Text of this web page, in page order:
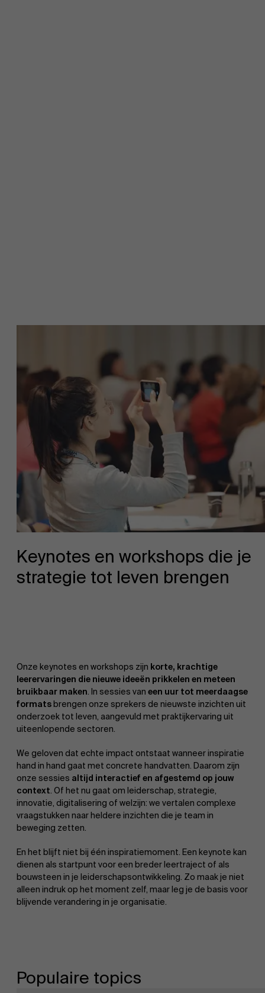
Keynotes en workshops die je
strategie tot leven brengen
Onze keynotes en workshops zijn korte, krachtige
leerervaringen die nieuwe ideeën prikkelen en meteen
bruikbaar maken. In sessies van een uur tot meerdaagse
formatsbrengen onze sprekers de nieuwste inzichten uit
onderzoek tot leven, aangevuld met praktijkervaring uit
uiteenlopende sectoren.
We geloven dat echte impact ontstaat wanneer inspiratie
hand in hand gaat met concrete handvatten. Daarom zijn
onze sessies altijd interactief en afgestemd op jouw
context. Of het nu gaat om leiderschap, strategie,
innovatie, digitalisering of welzijn: we vertalen complexe
vraagstukken naar heldere inzichten die je team in
beweging zetten.
En het blijft niet bij één inspiratiemoment. Een keynote kan
dienen als startpunt voor een breder leertraject of als
bouwsteen in je leiderschapsontwikkeling. Zo maak je niet
alleen indruk op het moment zelf, maar leg je de basis voor
blijvende verandering in je organisatie.
Populaire topics